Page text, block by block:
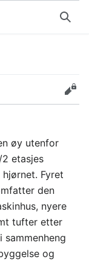
Søk
Rediger
øy utenfor
2 etasjes
Fyret
den
nyere
tufter etter
og